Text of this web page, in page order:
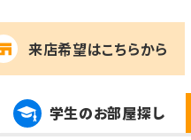
来店希望はこちらから
学生のお部屋探し